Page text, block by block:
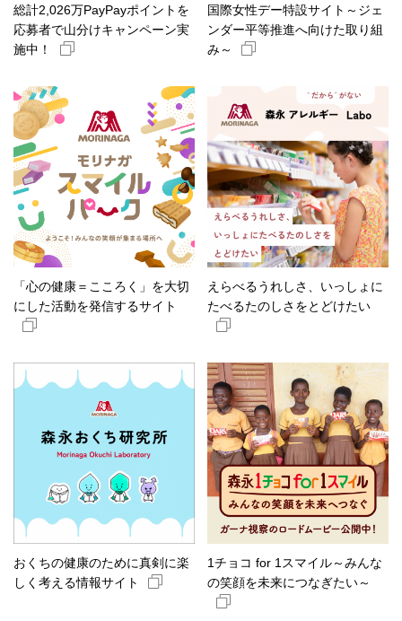
総計2,026万PayPayポイントを​
応募者で山分けキャンペーン​実
施中！
国際女性デー特設サイト～ジェ
ンダー平等推進へ向けた取り組
み～
「心の健康＝こころく」を大切
にした活動を発信するサイト
えらべるうれしさ、いっしょに
たべるたのしさをとどけたい
おくちの健康のために真剣に楽
しく考える情報サイト
1チョコ for 1スマイル～みんな
の笑顔を未来につなぎたい～